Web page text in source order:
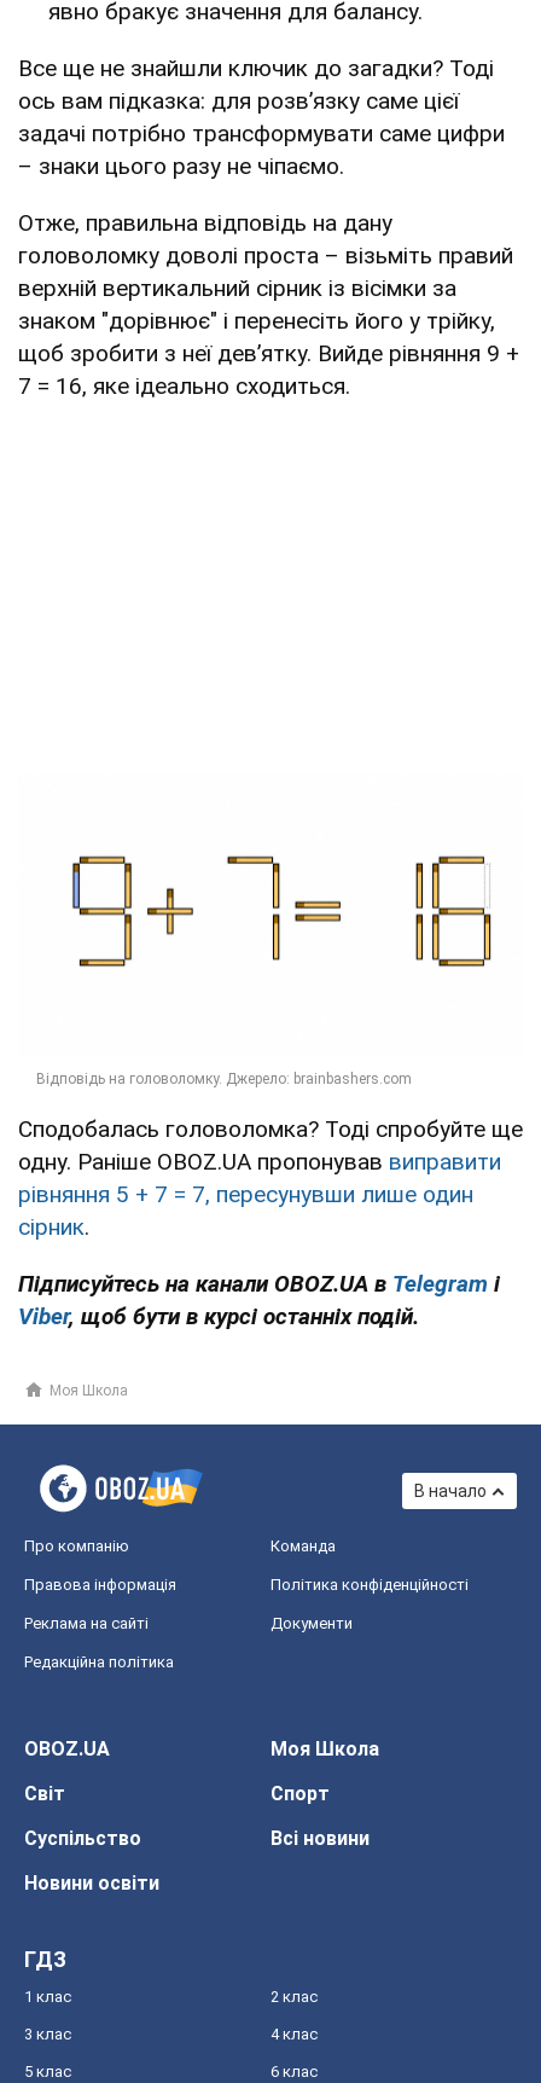
явно бракує значення для балансу.
Все ще не знайшли ключик до загадки? Тоді
ось вам підказка: для розв’язку саме цієї
задачі потрібно трансформувати саме цифри
– знаки цього разу не чіпаємо.
Отже, правильна відповідь на дану
головоломку доволі проста – візьміть правий
верхній вертикальний сірник із вісімки за
знаком "дорівнює" і перенесіть його у трійку,
щоб зробити з неї дев’ятку. Вийде рівняння 9 +
7 = 16, яке ідеально сходиться.
Сподобалась головоломка? Тоді спробуйте ще
одну. Раніше OBOZ.UA пропонував виправити
рівняння 5 + 7 = 7, пересунувши лише один
сірник.
Підписуйтесь на канали OBOZ.UA в Telegram і
Viber, щоб бути в курсі останніх подій.
Моя Школа
В начало
Про компанію Команда
Правова інформація Політика конфіденційності
Реклама на сайті Документи
Редакційна політика
OBOZ.UA
Моя Школа
Світ
Спорт
Суспільство
Всі новини
Новини освіти
ГДЗ
1 клас 2 клас
3 клас 4 клас
5 клас 6 клас